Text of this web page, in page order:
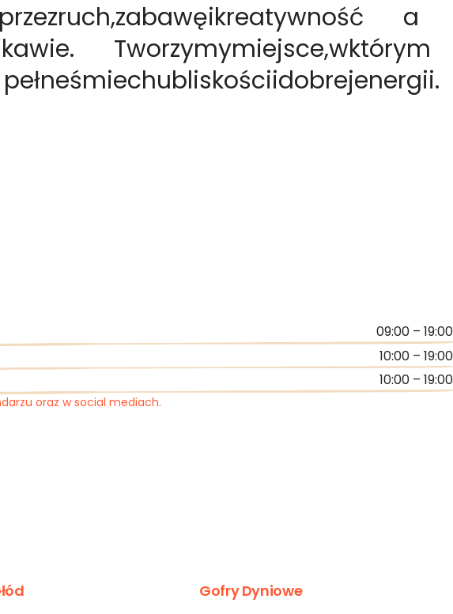
ruch,zabawęikreatywność
a
kawie. Tworzymymiejsce,wktórym
pełneśmiechubliskościidobrejenergii.
09:00 – 19:00
10:00 – 19:00
10:00 – 19:00
oraz w social mediach.
Gofry Dyniowe